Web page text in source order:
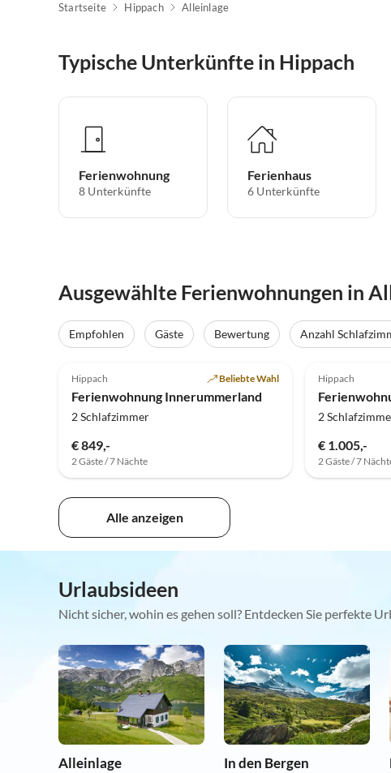
Startseite Hippach Alleinlage
Typische Unterkünfte in Hippach
Ferienwohnung
8 Unterkünfte
Ferienhaus
6 Unterkünfte
Ausgewählte Ferienwohnungen in
Empfohlen Gäste Bewertung Anzahl
Hippach Beliebte Wahl
Ferienwohnung Innerummerland
2 Schlafzimmer
€ 849,-
2 Gäste / 7 Nächte
Hippach
2
€ 1.005,-
2 Gäste / 7
Alle anzeigen
Urlaubsideen
Nicht sicher, wohin es gehen soll? Entdecken Sie perfekte
Alleinlage In den Bergen